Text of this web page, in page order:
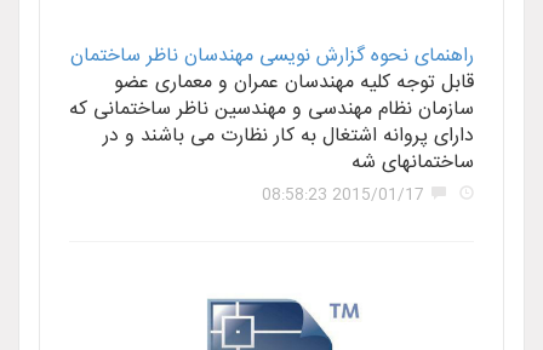
راهنمای نحوه گزارش نویسی مهندسان ناظر ساختمان
قابل توجه کلیه مهندسان عمران و معماری عضو
سازمان نظام مهندسی و مهندسین ناظر ساختمانی که
دارای پروانه اشتغال به کار نظارت می باشند و در
ساختمانهای شه
2015/01/17 08:58:23